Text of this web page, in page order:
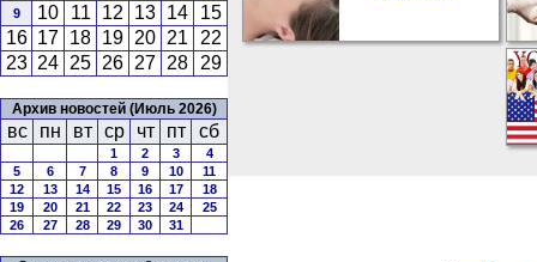
9
10 11 12 13 14
15
16 17 18 19 20 21
22
23 24 25 26 27 28 29
Архив новостей (Июль 2026)
вс пн вт ср чт пт сб
1 2 3
4
5
6 7 8 9 10
11
12
13 14 15 16 17
18
19
20 21 22 23 24
25
26
27 28 29 30 31